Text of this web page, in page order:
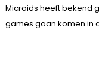
Microids heeft bekend
games gaan komen in